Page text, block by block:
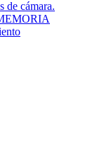
de cámara.